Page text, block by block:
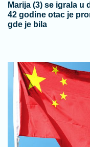
Marija (3) se igrala
42 godine otac je
gde je bila